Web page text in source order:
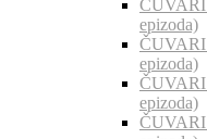
ČUVARI
epizoda)
ČUVARI
epizoda)
ČUVARI
epizoda)
ČUVARI